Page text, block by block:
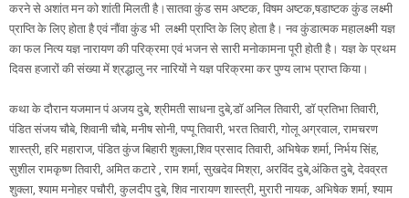
करने से अशांत मन को शांती मिलती है।सातवा कुंड सम अष्टक, विषम अष्टक,षडाष्टक कुंड लक्ष्मी
प्राप्ति के लिए होता है एवं नौंवा कुंड भी लक्ष्मी प्राप्ति के लिए होता है। नव कुंडात्मक महालक्ष्मी यज्ञ
का फल नित्य यज्ञ नारायण की परिक्रमा एवं भजन से सारी मनोकामना पूरी होती है। यज्ञ के प्रथम
दिवस हजारों की संख्या में श्रद्धालु नर नारियों ने यज्ञ परिक्रमा कर पुण्य लाभ प्राप्त किया।
कथा के दौरान यजमान पं अजय दुबे, श्रीमती साधना दुबे,डॉ अनिल तिवारी, डॉ प्रतिभा तिवारी,
पंडित संजय चौबे, शिवानी चौबे, मनीष सोनी, पप्पू तिवारी, भरत तिवारी, गोलू अग्रवाल, रामचरण
शास्त्री, हरि महाराज, पंडित कुंज बिहारी शुक्ला,शिव प्रसाद तिवारी, अभिषेक शर्मा, निर्भय सिंह,
सुशील रामकृष्ण तिवारी, अमित कटारे , राम शर्मा, सुखदेव मिश्रा, अरविंद दुबे,अंकित दुबे, देवव्रत
शुक्ला, श्याम मनोहर पचौरी, कुलदीप दुबे, शिव नारायण शास्त्री, मुरारी नायक, अभिषेक शर्मा, श्याम